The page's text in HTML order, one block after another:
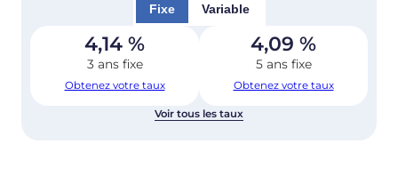
Fixe Variable
4,14 %
3 ans fixe
Obtenez votre taux
4,09 %
5 ans fixe
Obtenez votre taux
Voir tous les taux